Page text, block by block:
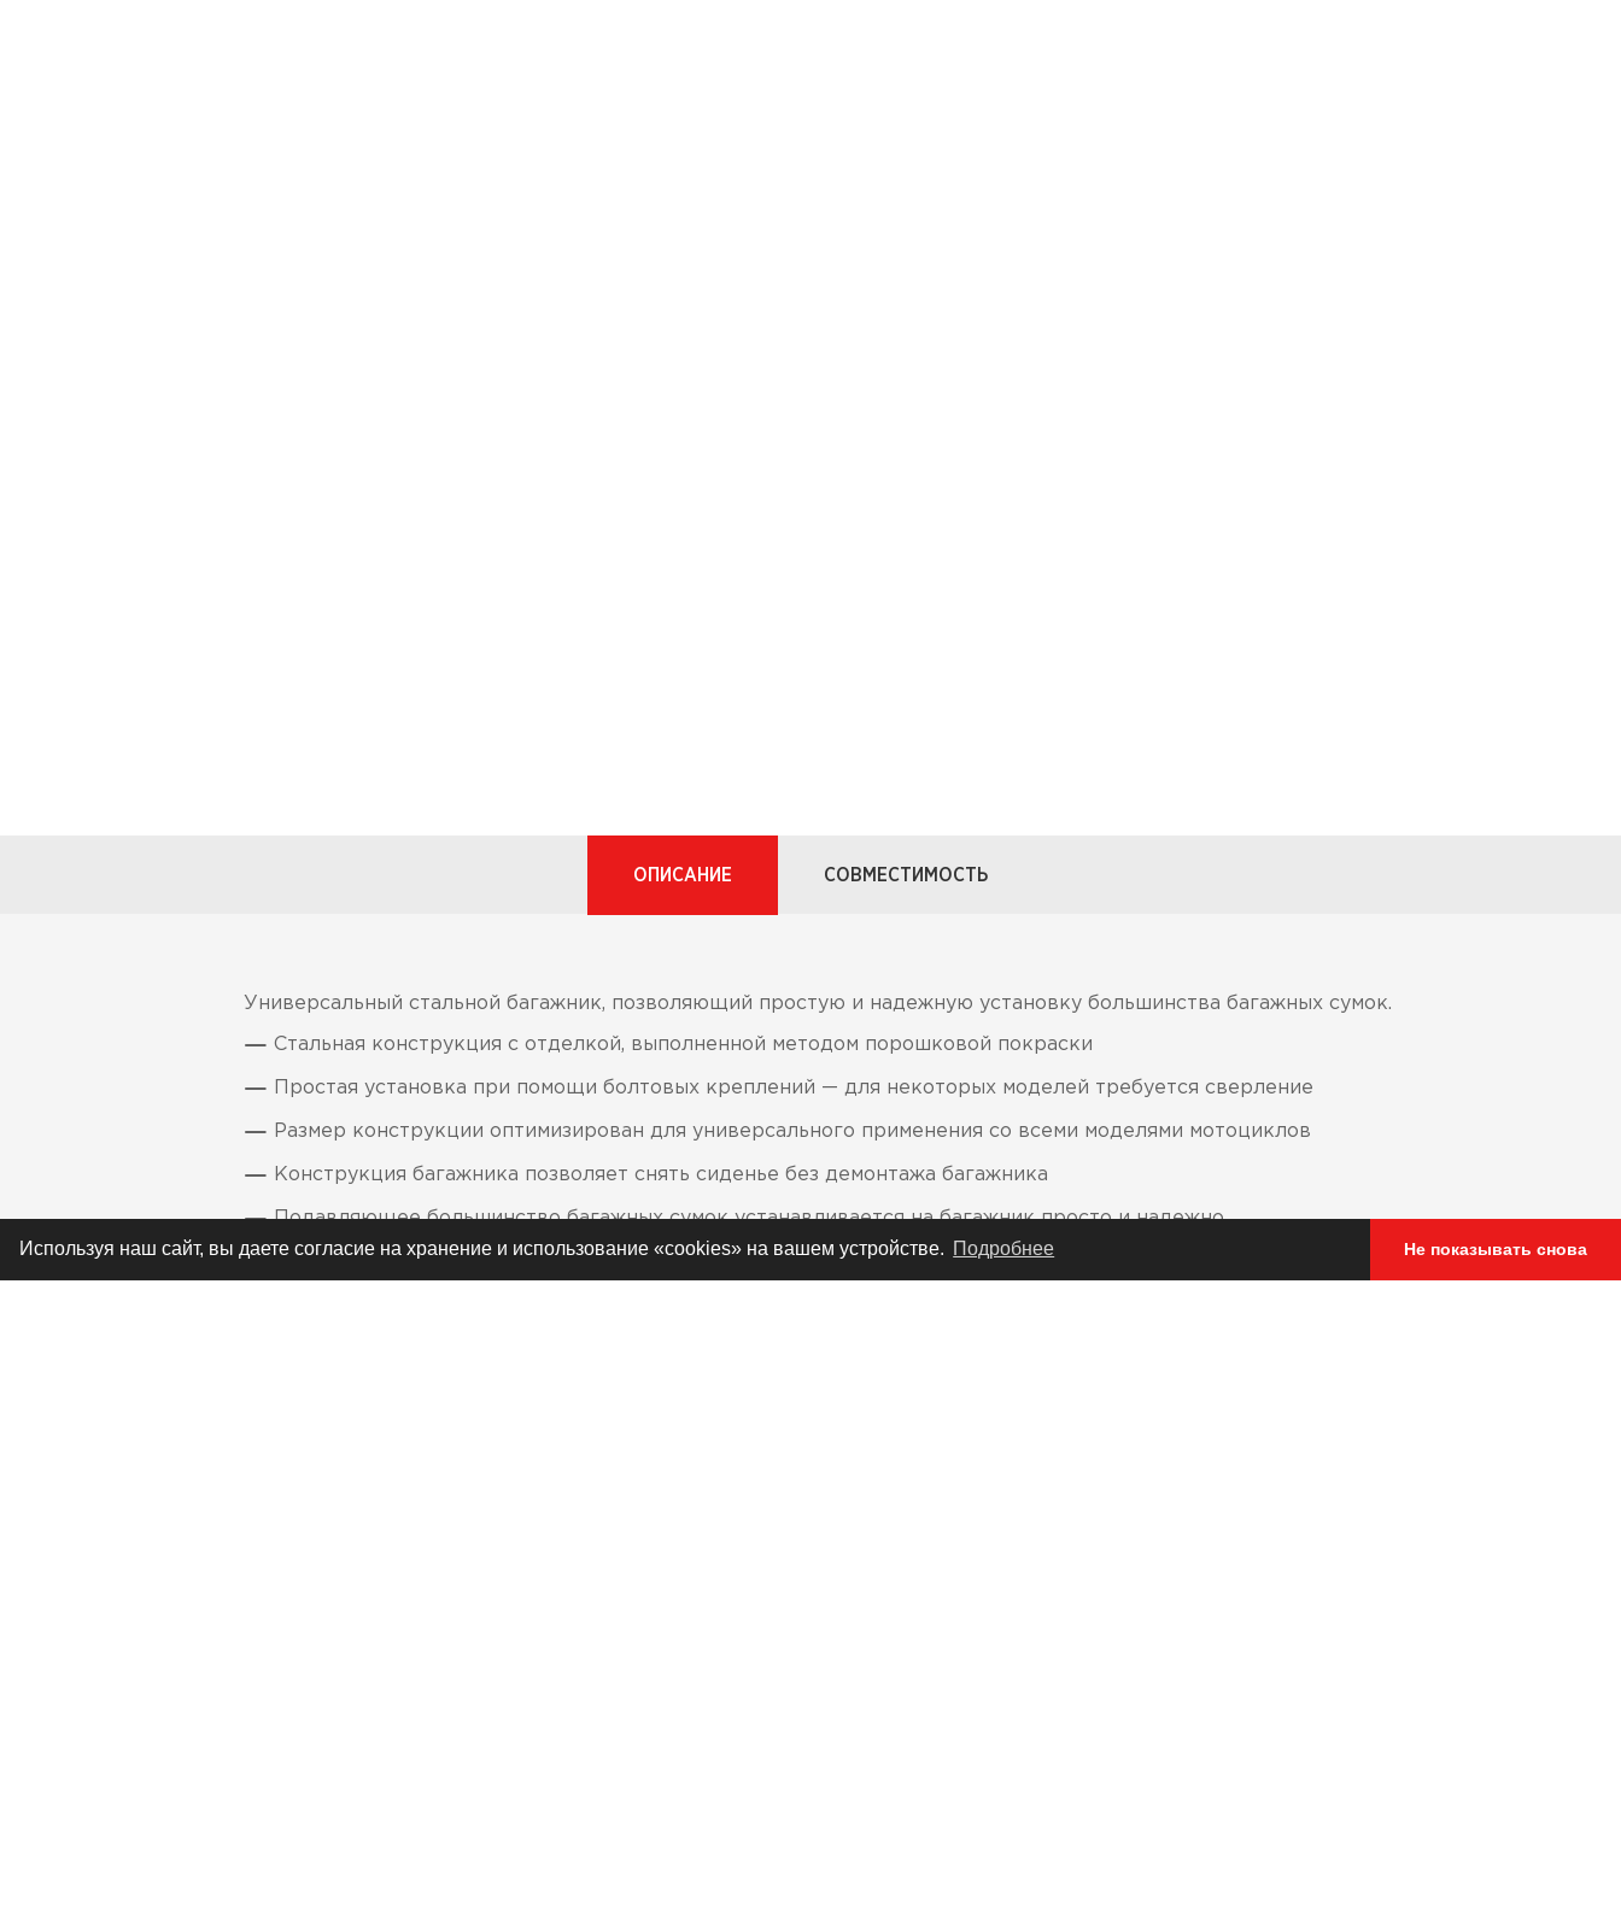
Используя наш сайт, вы даете согласие на хранение и использование «cookies» на вашем устройстве. Подробнее Не показывать снова
ОПИСАНИЕ СОВМЕСТИМОСТЬ
Универсальный стальной багажник, позволяющий простую и надежную установку большинства багажных сумок.
Стальная конструкция с отделкой, выполненной методом порошковой покраски
Простая установка при помощи болтовых креплений — для некоторых моделей требуется сверление
Размер конструкции оптимизирован для универсального применения со всеми моделями мотоциклов
Конструкция багажника позволяет снять сиденье без демонтажа багажника
Подавляющее большинство багажных сумок устанавливается на багажник просто и надежно
В комплект поставки включены все необходимые для монтажа компоненты